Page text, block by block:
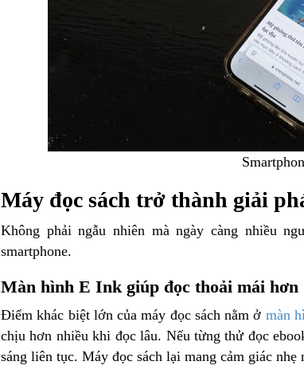
Máy đọc sách trở thành giải
Không phải ngẫu nhiên mà ngày càng nhiều
smartphone.
Màn hình E Ink giúp đọc thoải mái hơn
Điểm khác biệt lớn của máy đọc sách nằm ở màn
chịu hơn nhiều khi đọc lâu. Nếu từng thử đọc
sáng liên tục. Máy đọc sách lại mang cảm giác nhẹ